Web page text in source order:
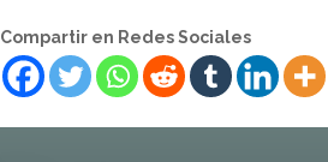
Compartir en Redes Sociales